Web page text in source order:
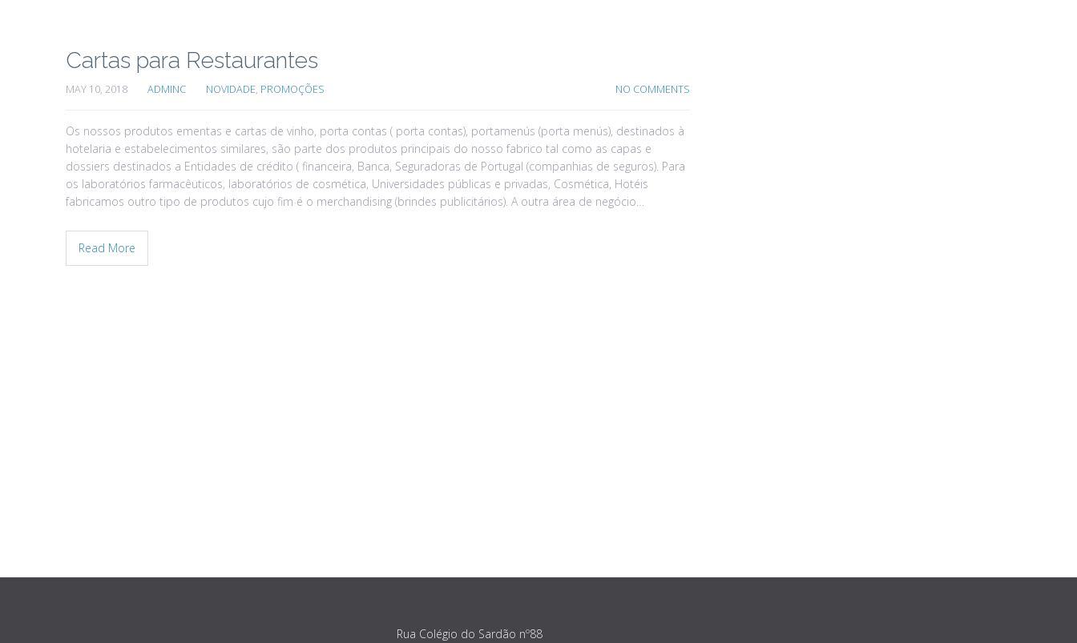
Cartas para Restaurantes
MAY 10, 2018 ADMINC NOVIDADE, PROMOÇÕES NO COMMENTS
Os nossos produtos ementas e cartas de vinho, porta contas ( porta contas), portamenús (porta menús), destinados à
hotelaria e estabelecimentos similares, são parte dos produtos principais do nosso fabrico tal como as capas e
dossiers destinados a Entidades de crédito ( financeira, Banca, Seguradoras de Portugal (companhias de seguros). Para
os laboratórios farmacêuticos, laboratórios de cosmética, Universidades públicas e privadas, Cosmética, Hotéis
fabricamos outro tipo de produtos cujo fim é o merchandising (brindes publicitários). A outra área de negócio…
Read More
Rua Colégio do Sardão nº88